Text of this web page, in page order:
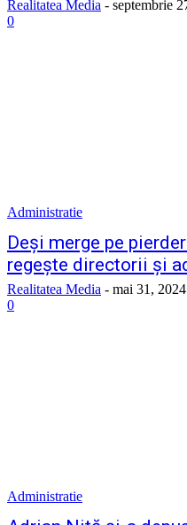
Realitatea Media - septembrie
0
Administratie
Deşi merge pe
regeşte directorii şi
Realitatea Media - mai 31, 2024
0
Administratie